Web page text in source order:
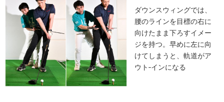
ダウンスウィングでは、
腰のラインを目標の右に
向けたまま下ろすイメー
ジを持つ。早めに左に向
けてしまうと、軌道がア
ウト‐インになる